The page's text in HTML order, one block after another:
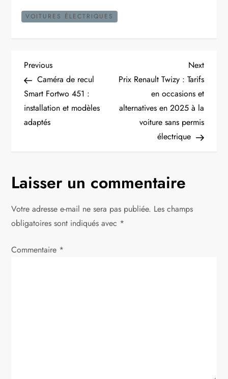
VOITURES ÉLECTRIQUES
N
a
v
a
t
Previous
Post
Previous
Caméra de recul
Smart Fortwo 451 :
installation et modèles
adaptés
Next
Post
Next
Prix Renault Twizy : Tarifs
en occasions et
alternatives en 2025 à la
voiture sans permis
électrique
Laisser un commentaire
Votre adresse e-mail ne sera pas publiée. Les champs
obligatoires sont indiqués avec *
Commentaire *